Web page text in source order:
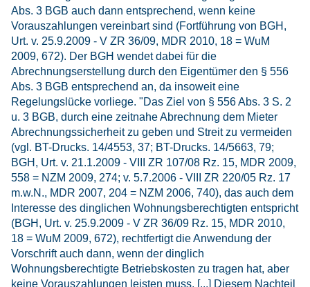
Abs. 3 BGB auch dann entsprechend, wenn keine
Vorauszahlungen vereinbart sind (Fortführung von BGH,
Urt. v. 25.9.2009 - V ZR 36/09, MDR 2010, 18 = WuM
2009, 672). Der BGH wendet dabei für die
Abrechnungserstellung durch den Eigentümer den § 556
Abs. 3 BGB entsprechend an, da insoweit eine
Regelungslücke vorliege. "Das Ziel von § 556 Abs. 3 S. 2
u. 3 BGB, durch eine zeitnahe Abrechnung dem Mieter
Abrechnungssicherheit zu geben und Streit zu vermeiden
(vgl. BT-Drucks. 14/4553, 37; BT-Drucks. 14/5663, 79;
BGH, Urt. v. 21.1.2009 - VIII ZR 107/08 Rz. 15, MDR 2009,
558 = NZM 2009, 274; v. 5.7.2006 - VIII ZR 220/05 Rz. 17
m.w.N., MDR 2007, 204 = NZM 2006, 740), das auch dem
Interesse des dinglichen Wohnungsberechtigten entspricht
(BGH, Urt. v. 25.9.2009 - V ZR 36/09 Rz. 15, MDR 2010,
18 = WuM 2009, 672), rechtfertigt die Anwendung der
Vorschrift auch dann, wenn der dinglich
Wohnungsberechtigte Betriebskosten zu tragen hat, aber
keine Vorauszahlungen leisten muss. [...] Diesem Nachteil